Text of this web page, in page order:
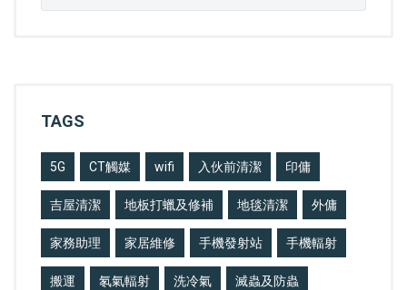
TAGS
5G CT觸媒 wifi 入伙前清潔 印傭
吉屋清潔 地板打蠟及修補 地毯清潔 外傭
家務助理 家居維修 手機發射站 手機輻射
搬運 氡氣輻射 洗冷氣 滅蟲及防蟲